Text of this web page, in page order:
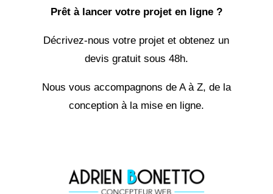
Prêt à lancer votre projet en ligne ?
Décrivez-nous votre projet et obtenez un
devis gratuit sous 48h.
Nous vous accompagnons de A à Z, de la
conception à la mise en ligne.